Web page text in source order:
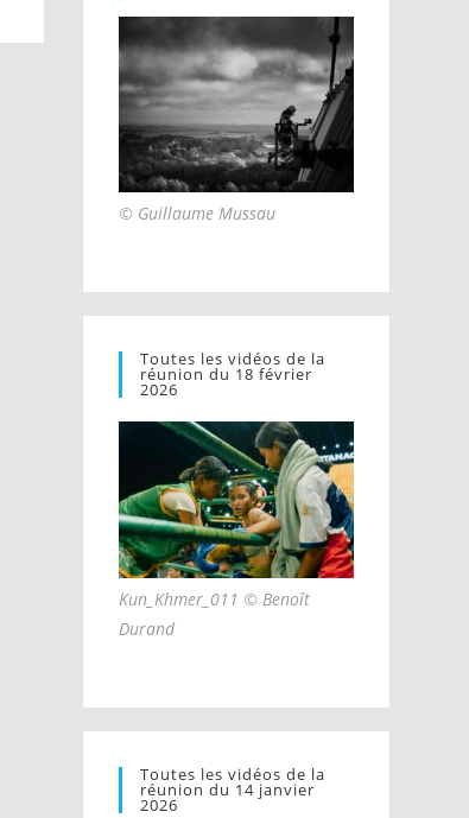
© Guillaume Mussau
Toutes les vidéos de la
réunion du 18 février
2026
Kun_Khmer_011 © Benoît
Durand
Toutes les vidéos de la
réunion du 14 janvier
2026